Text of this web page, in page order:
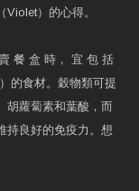
）的心得。
餐 盒 時， 宜 包 括
的食材。穀物類可提
胡蘿蔔素和葉酸，而
持良好的免疫力。想